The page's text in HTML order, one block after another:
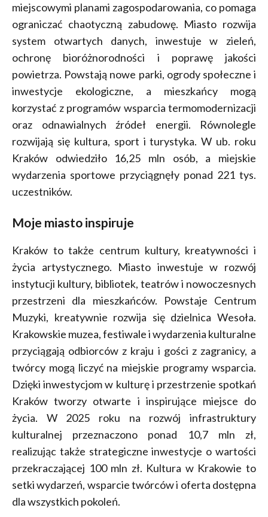
miejscowymi planami zagospodarowania, co pomaga
ograniczać chaotyczną zabudowę. Miasto rozwija
system otwartych danych, inwestuje w zieleń,
ochronę bioróżnorodności i poprawę jakości
powietrza. Powstają nowe parki, ogrody społeczne i
inwestycje ekologiczne, a mieszkańcy mogą
korzystać z programów wsparcia termomodernizacji
oraz odnawialnych źródeł energii. Równolegle
rozwijają się kultura, sport i turystyka. W ub. roku
Kraków odwiedziło 16,25 mln osób, a miejskie
wydarzenia sportowe przyciągnęły ponad 221 tys.
uczestników.
Moje miasto inspiruje
Kraków to także centrum kultury, kreatywności i
życia artystycznego. Miasto inwestuje w rozwój
instytucji kultury, bibliotek, teatrów i nowoczesnych
przestrzeni dla mieszkańców. Powstaje Centrum
Muzyki, kreatywnie rozwija się dzielnica Wesoła.
Krakowskie muzea, festiwale i wydarzenia kulturalne
przyciągają odbiorców z kraju i gości z zagranicy, a
twórcy mogą liczyć na miejskie programy wsparcia.
Dzięki inwestycjom w kulturę i przestrzenie spotkań
Kraków tworzy otwarte i inspirujące miejsce do
życia. W 2025 roku na rozwój infrastruktury
kulturalnej przeznaczono ponad 10,7 mln zł,
realizując także strategiczne inwestycje o wartości
przekraczającej 100 mln zł. Kultura w Krakowie to
setki wydarzeń, wsparcie twórców i oferta dostępna
dla wszystkich pokoleń.